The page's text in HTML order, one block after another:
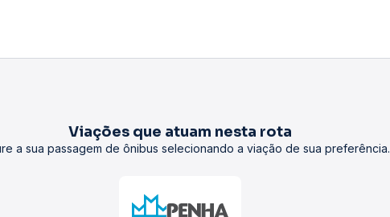
Viações que atuam nesta rota
a sua passagem de ônibus selecionando a viação de sua preferência.